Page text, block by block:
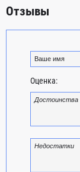
Отзывы
Оценка: